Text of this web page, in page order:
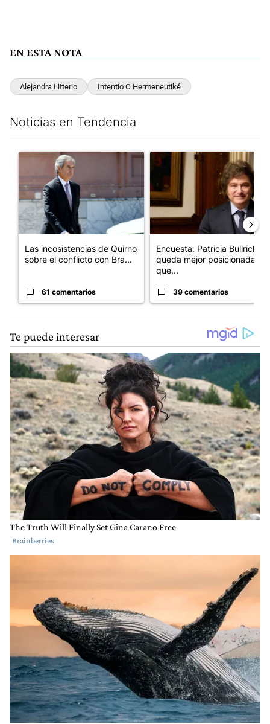
EN ESTA NOTA
Alejandra Litterio Intentio O Hermeneutiké
Noticias en Tendencia
Un artículo de tendencia con el título "Las incosistencias de
Las incosistencias de Quirno
sobre el conflicto con Bra...
61 comentarios
Un artículo de tendencia con
Encuesta: Patricia Bullrich
queda mejor posicionada
que...
39 comentarios